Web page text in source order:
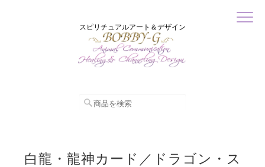
スピリチュアルアート＆デザイン
白龍・龍神カード／ドラゴン・ス